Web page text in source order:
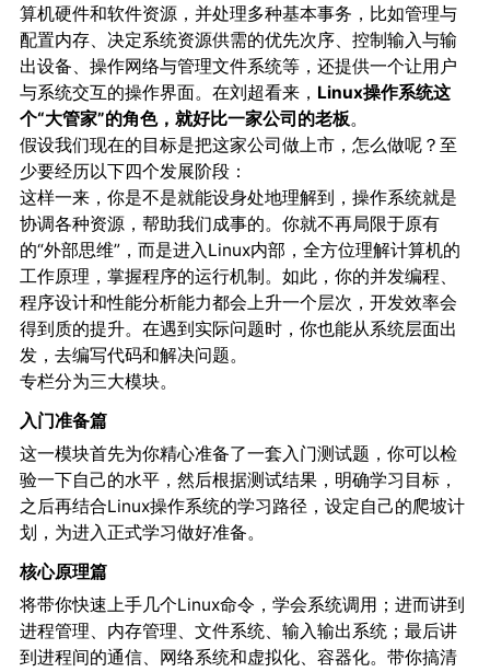
算机硬件和软件资源，并处理多种基本事务，比如管理与
配置内存、决定系统资源供需的优先次序、控制输入与输
出设备、操作网络与管理文件系统等，还提供一个让用户
与系统交互的操作界面。在刘超看来， Linux操作系统这
个“大管家”的角色，就好比一家公司的老板。
假设我们现在的目标是把这家公司做上市，怎么做呢？至
少要经历以下四个发展阶段：
这样一来，你是不是就能设身处地理解到，操作系统就是
协调各种资源，帮助我们成事的。你就不再局限于原有
的“外部思维”，而是进入Linux内部，全方位理解计算机的
工作原理，掌握程序的运行机制。如此，你的并发编程、
程序设计和性能分析能力都会上升一个层次，开发效率会
得到质的提升。在遇到实际问题时，你也能从系统层面出
发，去编写代码和解决问题。
专栏分为三大模块。
入门准备篇
这一模块首先为你精心准备了一套入门测试题，你可以检
验一下自己的水平，然后根据测试结果，明确学习目标，
之后再结合Linux操作系统的学习路径，设定自己的爬坡计
划，为进入正式学习做好准备。
核心原理篇
将带你快速上手几个Linux命令，学会系统调用；进而讲到
进程管理、内存管理、文件系统、输入输出系统；最后讲
到进程间的通信、网络系统和虚拟化、容器化。带你搞清